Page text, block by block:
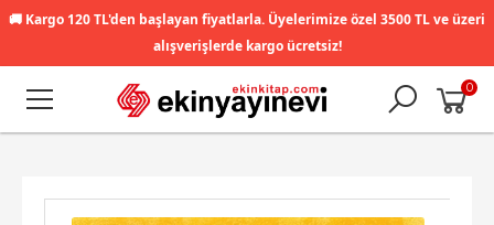
🚚 Kargo 120 TL'den başlayan fiyatlarla. Üyelerimize özel 3500 TL ve üzeri
alışverişlerde kargo ücretsiz!
0